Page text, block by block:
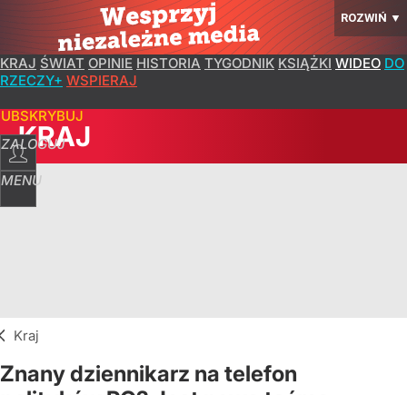
ROZWIŃ ▼
KRAJ ŚWIAT OPINIE HISTORIA TYGODNIK KSIĄŻKI WIDEO DO
RZECZY+ WSPIERAJ
ZALOGUJ
MENU
KRAJ
Kraj
Znany dziennikarz na telefon